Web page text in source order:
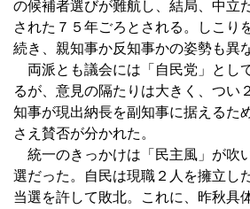
の候補者選びが難航し、結局、中立
された７５年ごろとされる。しこり
続き、親知事か反知事かの姿勢も異
両派とも議会には「自民党」とし
るが、意見の隔たりは大きく、つい
知事が現出納長を副知事に据えるた
さえ賛否が分かれた。
統一のきっかけは「民主風」が吹
選だった。自民は現職２人を擁立し
当選を許して敗北。これに、昨秋具